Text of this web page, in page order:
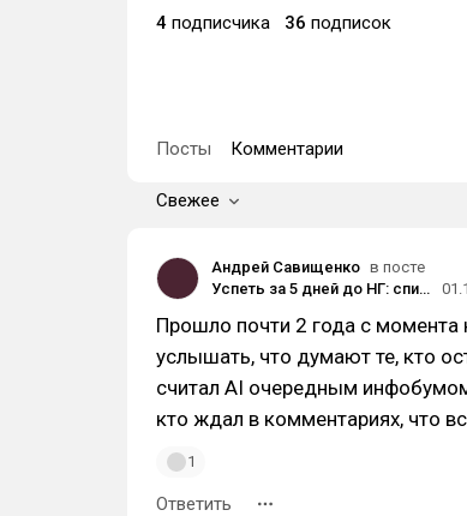
4 подписчика 36 подписок
Посты Комментарии
Свежее
Андрей Савищенко в посте
Успеть за 5 дней до НГ: спихнуть работу на OpenAI. Или просто ощутить мощь нейронок
Прошло почти 2 года с момента
услышать, что думают те, кто
считал AI очередным
кто ждал в комментариях, что
1
Ответить